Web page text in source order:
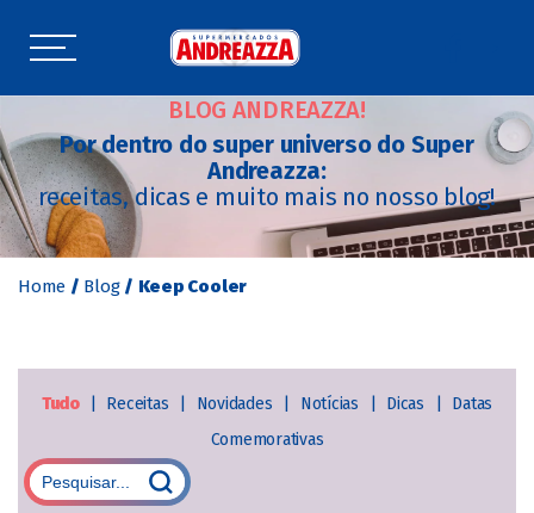
BLOG ANDREAZZA!
Por dentro do super universo do Super
Andreazza:
receitas, dicas e muito mais no nosso blog!
Home / Blog / Keep Cooler
Tudo Receitas Novidades Notícias Dicas
Datas
Comemorativas